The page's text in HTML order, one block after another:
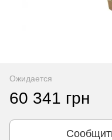
Ожидается
60 341 грн